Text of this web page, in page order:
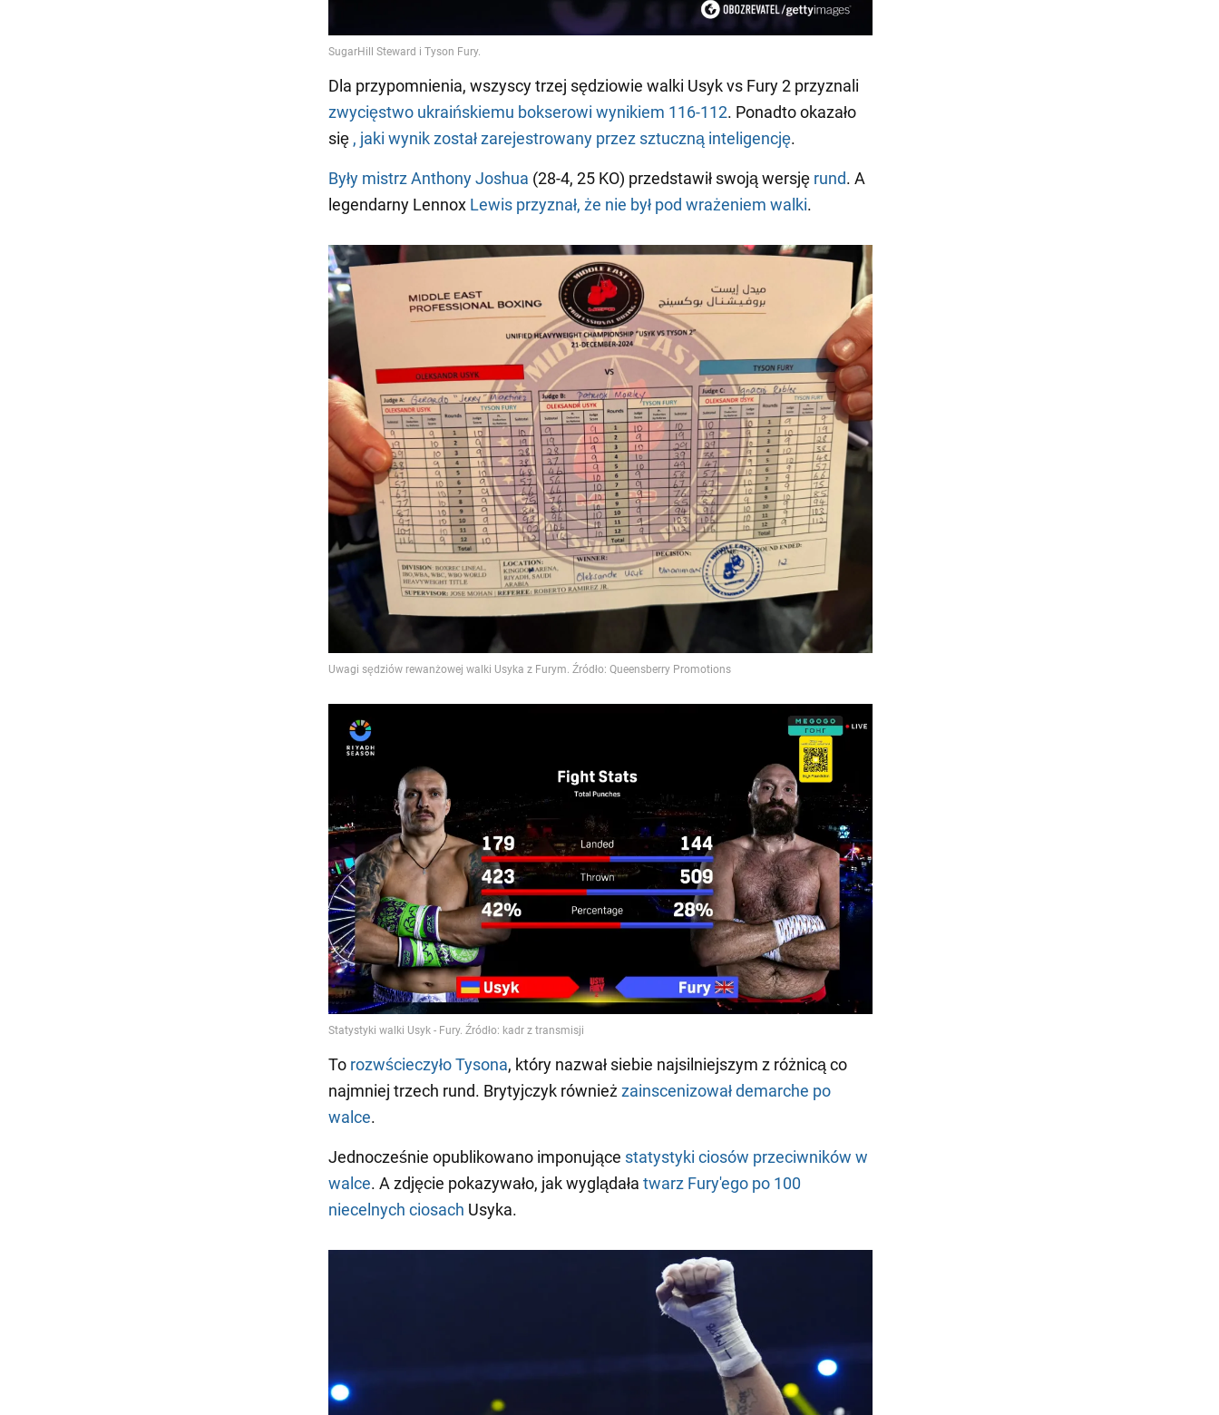
Dla przypomnienia, wszyscy trzej sędziowie walki Usyk vs Fury 2 przyznali
zwycięstwo ukraińskiemu bokserowi wynikiem 116-112. Ponadto okazało
się , jaki wynik został zarejestrowany przez sztuczną inteligencję.
Były mistrz Anthony Joshua (28-4, 25 KO) przedstawił swoją wersję rund. A
legendarny Lennox Lewis przyznał, że nie był pod wrażeniem walki.
To rozwścieczyło Tysona, który nazwał siebie najsilniejszym z różnicą co
najmniej trzech rund. Brytyjczyk również zainscenizował demarche po
walce.
Jednocześnie opublikowano imponujące statystyki ciosów przeciwników w
walce. A zdjęcie pokazywało, jak wyglądała twarz Fury'ego po 100
niecelnych ciosach Usyka.